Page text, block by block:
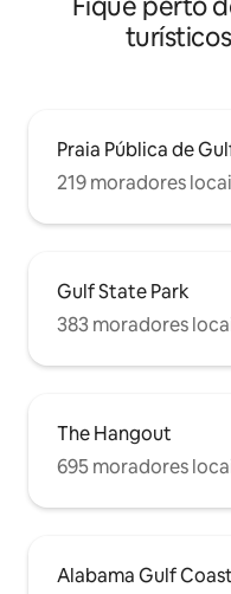
Praia Pública de
219 moradores
Gulf State Park
383 moradores
The Hangout
695 moradores
Alabama Gulf